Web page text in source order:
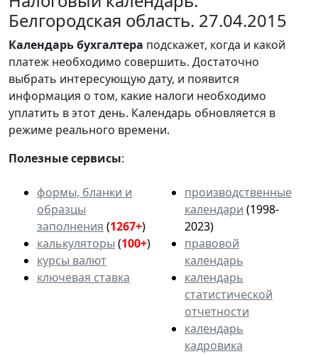
Белгородская область. 27.04.2015
Календарьбухгалтера подскажет, когда и какой
платеж необходимо совершить. Достаточно
выбрать интересующую дату, и появится
информация о том, какие налоги необходимо
уплатить в этот день. Календарь обновляется в
режиме реального времени.
Полезные сервисы:
формы, бланки и
образцы
заполнения (1267+)
калькуляторы (100+)
курсы валют
ключевая ставка
производственные
календари (1998-
2023)
правовой
календарь
календарь
статистической
отчетности
календарь
кадровика